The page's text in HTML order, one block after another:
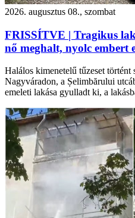
2026. augusztus 08., szombat
FRISSÍTVE | Tragikus
nő meghalt, nyolc
Halálos kimenetelű tűzeset történt
Nagyváradon, a Șelimbărului
emeleti lakása gyulladt ki, a